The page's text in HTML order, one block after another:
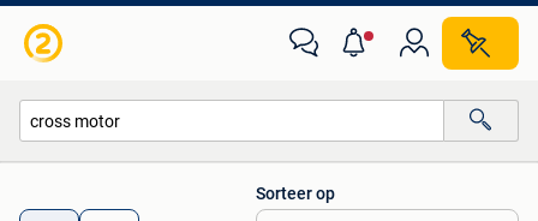
Sorteer op